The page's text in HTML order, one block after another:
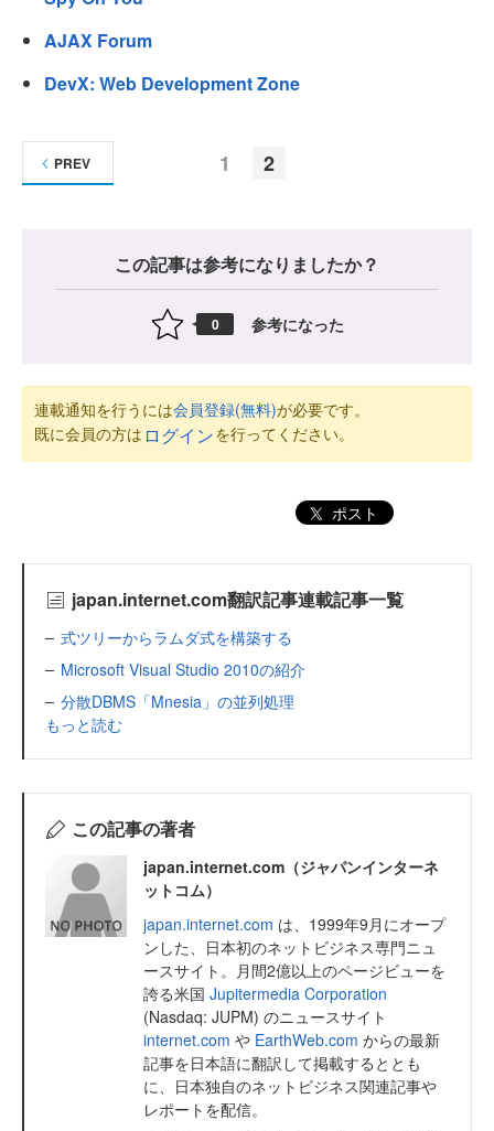
AJAX Forum
DevX: Web Development Zone
1 2
PREV
この記事は参考になりましたか？
0 参考になった
連載通知を行うには会員登録(無料)が必要です。
既に会員の方は ログインを行ってください。
ポスト
japan.internet.com翻訳記事連載記事一覧
式ツリーからラムダ式を構築する
Microsoft Visual Studio 2010の紹介
分散DBMS「Mnesia」の並列処理
もっと読む
この記事の著者
japan.internet.com（ジャパンインターネ
ットコム）
japan.internet.com は、1999年9月にオープ
ンした、日本初のネットビジネス専門ニュ
ースサイト。月間2億以上のページビューを
誇る米国 Jupitermedia Corporation
(Nasdaq: JUPM) のニュースサイト
internet.com や EarthWeb.com からの最新
記事を日本語に翻訳して掲載するととも
に、日本独自のネットビジネス関連記事や
レポートを配信。